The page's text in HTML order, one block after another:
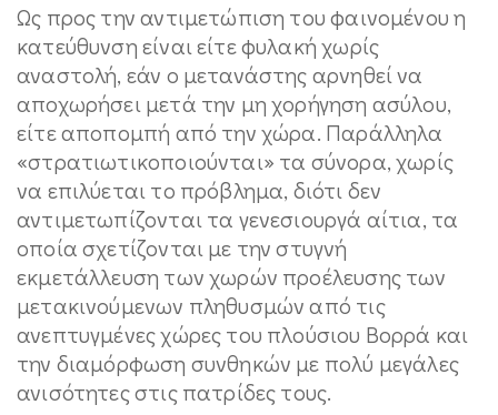
Ως προς την αντιμετώπιση του φαινομένου η
κατεύθυνση είναι είτε φυλακή χωρίς
αναστολή, εάν ο μετανάστης αρνηθεί να
αποχωρήσει μετά την μη χορήγηση ασύλου,
είτε αποπομπή από την χώρα. Παράλληλα
«στρατιωτικοποιούνται» τα σύνορα, χωρίς
να επιλύεται το πρόβλημα, διότι δεν
αντιμετωπίζονται τα γενεσιουργά αίτια, τα
οποία σχετίζονται με την στυγνή
εκμετάλλευση των χωρών προέλευσης των
μετακινούμενων πληθυσμών από τις
ανεπτυγμένες χώρες του πλούσιου Βορρά και
την διαμόρφωση συνθηκών με πολύ μεγάλες
ανισότητες στις πατρίδες τους.